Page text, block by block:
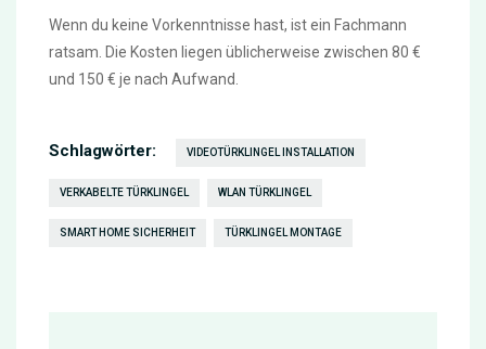
Wenn du keine Vorkenntnisse hast, ist ein Fachmann
ratsam. Die Kosten liegen üblicherweise zwischen 80 €
und 150 € je nach Aufwand.
Schlagwörter: VIDEOTÜRKLINGEL INSTALLATION
VERKABELTE TÜRKLINGEL WLAN TÜRKLINGEL
SMART HOME SICHERHEIT TÜRKLINGEL MONTAGE